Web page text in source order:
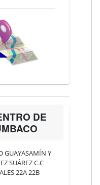
DE
GUAYASAMÍN Y
SUÁREZ C.C
22A 22B